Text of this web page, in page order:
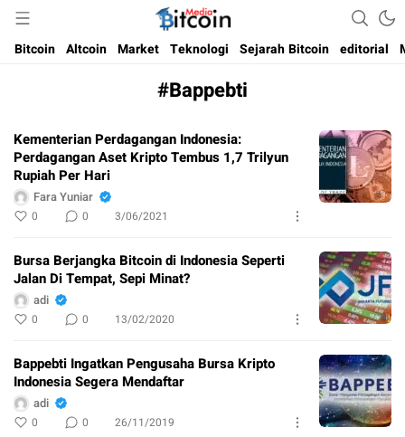
Bitcoin Media Indonesia
Media Bitcoin dan Cryptocurrency, dan Blockchain di Indonesia
Bitcoin Altcoin Market Teknologi Sejarah Bitcoin editorial
#Bappebti
Kementerian Perdagangan Indonesia:
Perdagangan Aset Kripto Tembus 1,7 Trilyun
Rupiah Per Hari
Fara Yuniar
0 0 3/06/2021
Bursa Berjangka Bitcoin di Indonesia Seperti
Jalan Di Tempat, Sepi Minat?
adi
0 0 13/02/2020
Bappebti Ingatkan Pengusaha Bursa Kripto
Indonesia Segera Mendaftar
adi
0 0 26/11/2019